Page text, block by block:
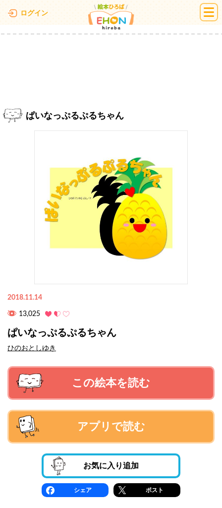
ログイン 絵本ひろば
ぱいなっぷるぷるちゃん
2018.11.14
13,025
ぱいなっぷるぷるちゃん
ひのおとしゆき
この絵本を読む
アプリで読む
お気に入り追加
シェア ポスト